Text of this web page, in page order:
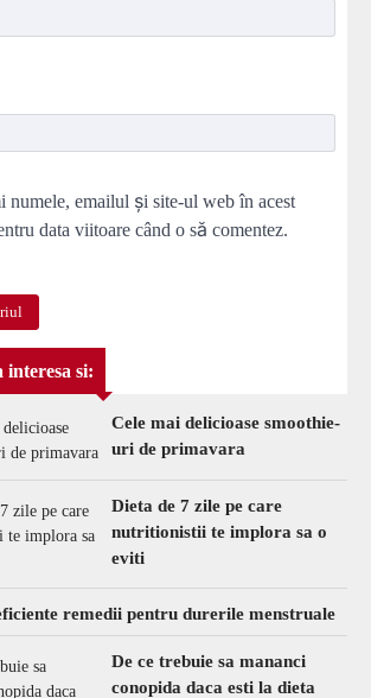
numele, emailul și site-ul web în acest
data viitoare când o să comentez.
interesa si:
Cele mai delicioase smoothie-
uri de primavara
Dieta de 7 zile pe care
nutritionistii te implora sa o
eviti
remedii pentru durerile menstruale
De ce trebuie sa mananci
conopida daca esti la dieta